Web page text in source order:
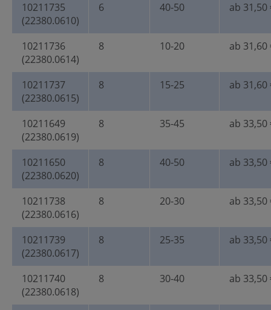
10211735
(22380.0610)
6 40-50 ab 31,50
10211736
(22380.0614)
8 10-20 ab 31,60
10211737
(22380.0615)
8 15-25 ab 31,60
10211649
(22380.0619)
8 35-45 ab 33,50
10211650
(22380.0620)
8 40-50 ab 33,50
10211738
(22380.0616)
8 20-30 ab 33,50
10211739
(22380.0617)
8 25-35 ab 33,50
10211740
(22380.0618)
8 30-40 ab 33,50